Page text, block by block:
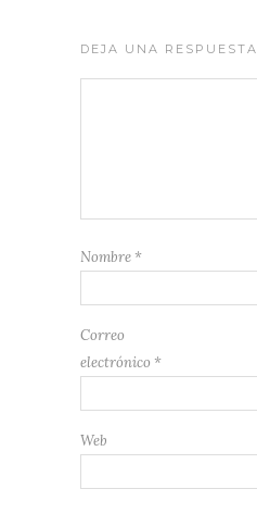
DEJA UNA RESPUESTA
Nombre *
Correo
electrónico *
Web